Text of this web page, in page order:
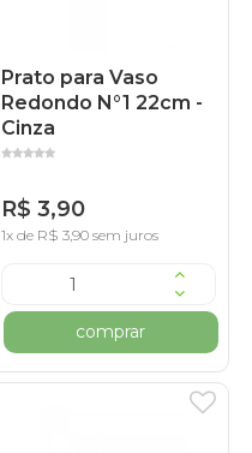
Prato para Vaso
Redondo N°1 22cm -
Cinza
R$ 3,90
1x de R$ 3,90 sem juros
comprar